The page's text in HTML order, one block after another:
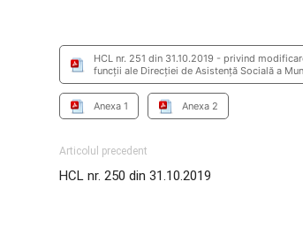
HCL nr. 251 din 31.10.2019 - privind
funcții ale Direcției de Asistență Socială a
Anexa 1 Anexa 2
Articolul precedent
HCL nr. 250 din 31.10.2019